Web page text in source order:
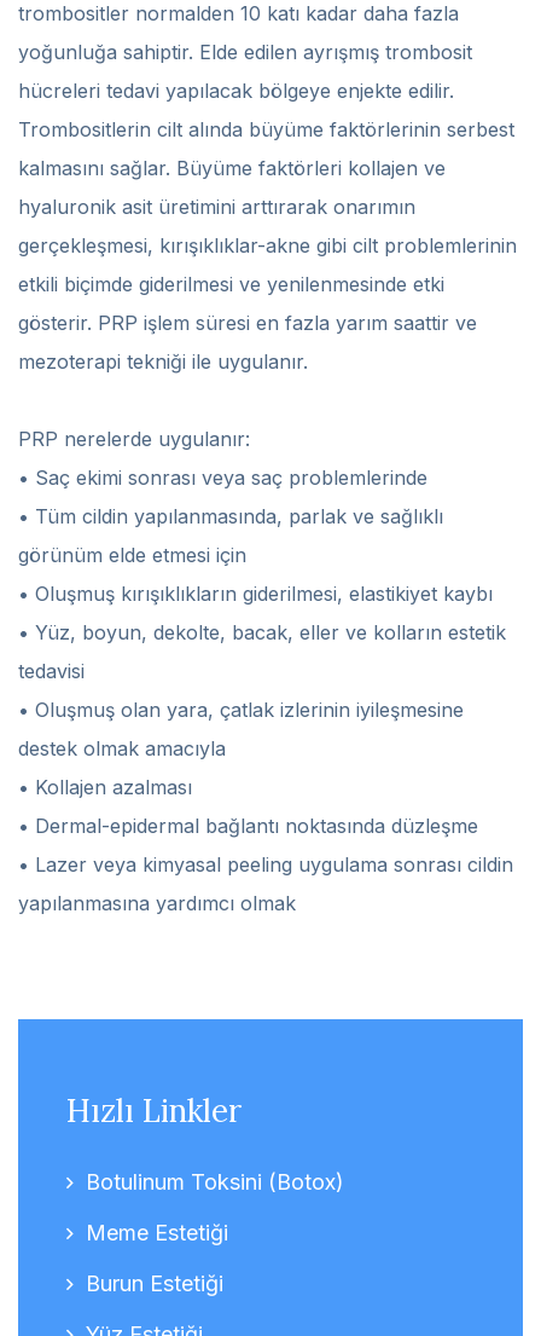
trombositler normalden 10 katı kadar daha fazla
yoğunluğa sahiptir. Elde edilen ayrışmış trombosit
hücreleri tedavi yapılacak bölgeye enjekte edilir.
Trombositlerin cilt alında büyüme faktörlerinin serbest
kalmasını sağlar. Büyüme faktörleri kollajen ve
hyaluronik asit üretimini arttırarak onarımın
gerçekleşmesi, kırışıklıklar-akne gibi cilt problemlerinin
etkili biçimde giderilmesi ve yenilenmesinde etki
gösterir. PRP işlem süresi en fazla yarım saattir ve
mezoterapi tekniği ile uygulanır.
PRP nerelerde uygulanır:
• Saç ekimi sonrası veya saç problemlerinde
• Tüm cildin yapılanmasında, parlak ve sağlıklı
görünüm elde etmesi için
• Oluşmuş kırışıklıkların giderilmesi, elastikiyet kaybı
• Yüz, boyun, dekolte, bacak, eller ve kolların estetik
tedavisi
• Oluşmuş olan yara, çatlak izlerinin iyileşmesine
destek olmak amacıyla
• Kollajen azalması
• Dermal-epidermal bağlantı noktasında düzleşme
• Lazer veya kimyasal peeling uygulama sonrası cildin
yapılanmasına yardımcı olmak
Hızlı Linkler
Botulinum Toksini (Botox)
Meme Estetiği
Burun Estetiği